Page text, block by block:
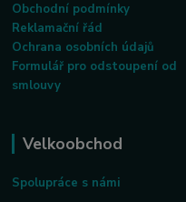
Obchodní podmínky
Reklamační řád
Ochrana osobních údajů
Formulář pro odstoupení od
smlouvy
Velkoobchod
Spolupráce s námi